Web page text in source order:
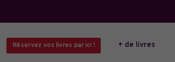
Réservez vos livres par ici ! + de livres